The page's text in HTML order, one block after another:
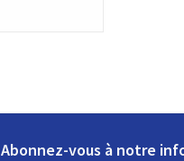
Abonnez-vous à notre